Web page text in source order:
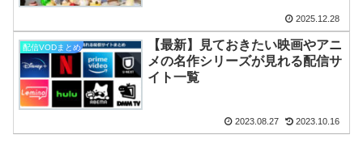
2025.12.28
配信VODまとめ
【最新】見ておきたい映画やアニ
メの名作シリーズが見れる配信サ
イト一覧
2023.08.27 2023.10.16